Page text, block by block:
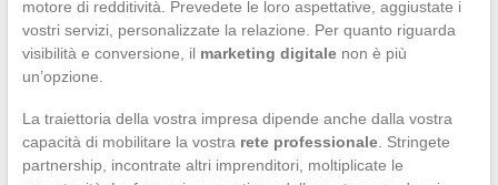
motore di redditività. Prevedete le loro aspettative, aggiustate i
vostri servizi, personalizzate la relazione. Per quanto riguarda
visibilità e conversione, il marketing digitalenon è più
un’opzione.
La traiettoria della vostra impresa dipende anche dalla vostra
capacità di mobilitare la vostra rete professionale. Stringete
partnership, incontrate altri imprenditori, moltiplicate le